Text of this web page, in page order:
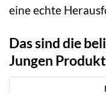
eine echte
Das sind die
Jungen